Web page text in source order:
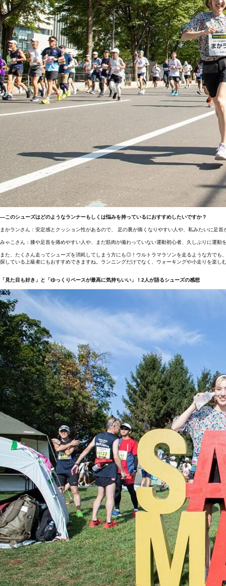
―このシューズはどのようなランナーもしくは悩みを持っているにおすすめしたいですか？
まかランさん：安定感とクッション性があるので、 足の裏が痛くなりやすい人や、私みたいに足
みゃこさん：膝や足首を痛めやすい人や、まだ筋肉が備わっていない運動初心者、久しぶりに運
また、たくさん走ってシューズを消耗してしまう方にも◎！ウルトラマラソンを走るような方で
探している上級者にもおすすめできますね。ランニングだけでなく、ウォーキングや小走りを楽し
「見た目も好き」と「ゆっくりペースが最高に気持ちいい」！2人が語るシューズの感想